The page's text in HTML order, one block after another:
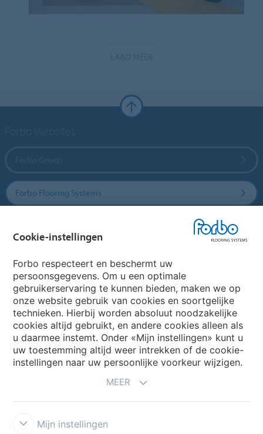
Forbo Flooring Systems
Website
Kies uw land
My Forbo
Cookie-instellingen
Forbo respecteert en beschermt uw
persoonsgegevens. Om u een optimale
gebruikerservaring te kunnen bieden, maken we op
onze website gebruik van cookies en soortgelijke
technieken. Hierbij worden absoluut noodzakelijke
cookies altijd gebruikt, en andere cookies alleen als
u daarmee instemt. Onder «Mijn instellingen» kunt u
uw toestemming altijd weer intrekken of de cookie-
instellingen naar uw persoonlijke voorkeur wijzigen.
MEER
Mijn instellingen